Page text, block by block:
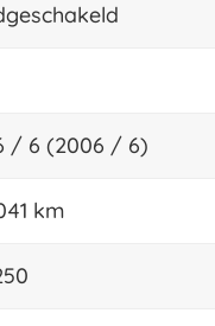
/ 6 (2006 / 6)
km